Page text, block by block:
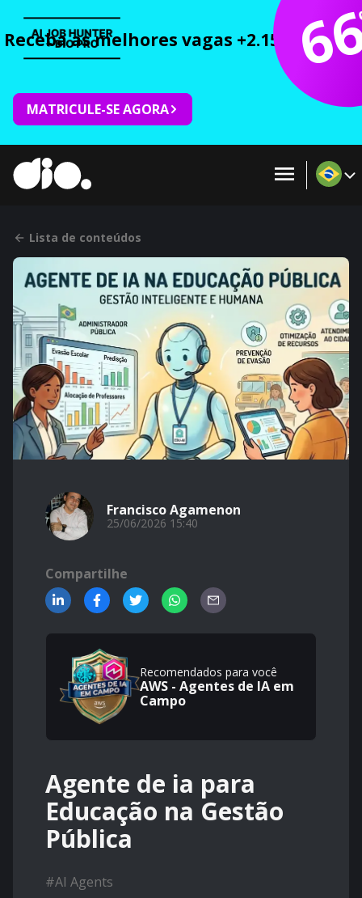
Receba as melhores vagas +2.150 cursos
MATRICULE-SE AGORA
Lista de conteúdos
Francisco Agamenon
25/06/2026 15:40
Compartilhe
Recomendados para você
AWS - Agentes de IA em
Campo
Agente de ia para
Educação na Gestão
Pública
#AI Agents